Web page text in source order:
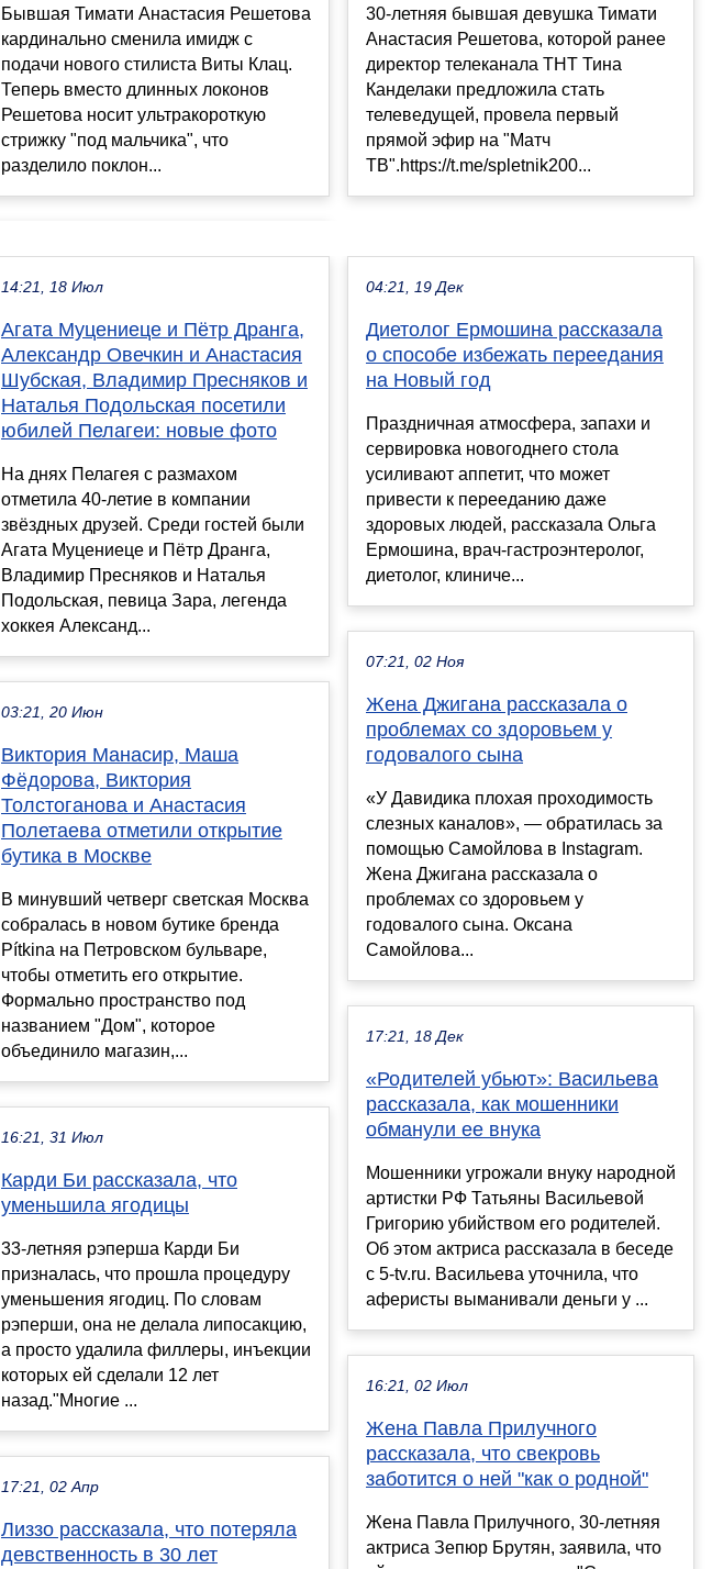
Бывшая Тимати Анастасия Решетова
кардинально сменила имидж с
подачи нового стилиста Виты Клац.
Теперь вместо длинных локонов
Решетова носит ультракороткую
стрижку "под мальчика", что
разделило поклон...
30-летняя бывшая девушка Тимати
Анастасия Решетова, которой ранее
директор телеканала ТНТ Тина
Канделаки предложила стать
телеведущей, провела первый
прямой эфир на "Матч
ТВ".https://t.me/spletnik200...
14:21, 18 Июл
Агата Муцениеце и Пётр Дранга,
Александр Овечкин и Анастасия
Шубская, Владимир Пресняков и
Наталья Подольская посетили
юбилей Пелагеи: новые фото
На днях Пелагея с размахом
отметила 40-летие в компании
звёздных друзей. Среди гостей были
Агата Муцениеце и Пётр Дранга,
Владимир Пресняков и Наталья
Подольская, певица Зара, легенда
хоккея Александ...
03:21, 20 Июн
Виктория Манасир, Маша
Фёдорова, Виктория
Толстоганова и Анастасия
Полетаева отметили открытие
бутика в Москве
В минувший четверг светская Москва
собралась в новом бутике бренда
Pítkina на Петровском бульваре,
чтобы отметить его открытие.
Формально пространство под
названием "Дом", которое
объединило магазин,...
16:21, 31 Июл
Карди Би рассказала, что
уменьшила ягодицы
33-летняя рэперша Карди Би
призналась, что прошла процедуру
уменьшения ягодиц. По словам
рэперши, она не делала липосакцию,
а просто удалила филлеры, инъекции
которых ей сделали 12 лет
назад."Многие ...
17:21, 02 Апр
Лиззо рассказала, что потеряла
девственность в 30 лет
04:21, 19 Дек
Диетолог Ермошина рассказала
о способе избежать переедания
на Новый год
Праздничная атмосфера, запахи и
сервировка новогоднего стола
усиливают аппетит, что может
привести к перееданию даже
здоровых людей, рассказала Ольга
Ермошина, врач-гастроэнтеролог,
диетолог, клиниче...
07:21, 02 Ноя
Жена Джигана рассказала о
проблемах со здоровьем у
годовалого сына
«У Давидика плохая проходимость
слезных каналов», — обратилась за
помощью Самойлова в Instagram.
Жена Джигана рассказала о
проблемах со здоровьем у
годовалого сына. Оксана
Самойлова...
17:21, 18 Дек
«Родителей убьют»: Васильева
рассказала, как мошенники
обманули ее внука
Мошенники угрожали внуку народной
артистки РФ Татьяны Васильевой
Григорию убийством его родителей.
Об этом актриса рассказала в беседе
с 5-tv.ru. Васильева уточнила, что
аферисты выманивали деньги у ...
16:21, 02 Июл
Жена Павла Прилучного
рассказала, что свекровь
заботится о ней "как о родной"
Жена Павла Прилучного, 30-летняя
актриса Зепюр Брутян, заявила, что